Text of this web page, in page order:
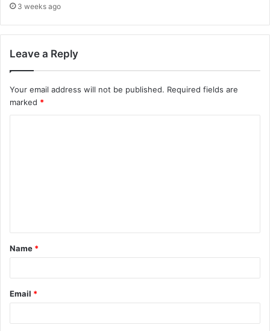
3 weeks ago
Leave a Reply
Your email address will not be published. Required fields are
marked *
t
*
Name *
Email *